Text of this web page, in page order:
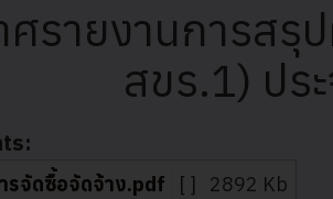
ศรายงานการสรุ
สขร.1) ปร
รจัดซื้อจัดจ้าง.pdf [ ] 2892 Kb